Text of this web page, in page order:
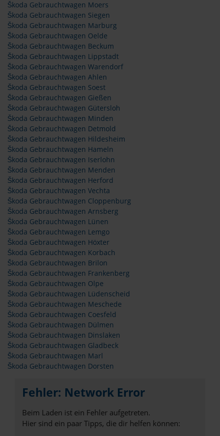
Škoda Gebrauchtwagen Moers
Škoda Gebrauchtwagen Siegen
Škoda Gebrauchtwagen Marburg
Škoda Gebrauchtwagen Oelde
Škoda Gebrauchtwagen Beckum
Škoda Gebrauchtwagen Lippstadt
Škoda Gebrauchtwagen Warendorf
Škoda Gebrauchtwagen Ahlen
Škoda Gebrauchtwagen Soest
Škoda Gebrauchtwagen Gießen
Škoda Gebrauchtwagen Gütersloh
Škoda Gebrauchtwagen Minden
Škoda Gebrauchtwagen Detmold
Škoda Gebrauchtwagen Hildesheim
Škoda Gebrauchtwagen Hameln
Škoda Gebrauchtwagen Iserlohn
Škoda Gebrauchtwagen Menden
Škoda Gebrauchtwagen Herford
Škoda Gebrauchtwagen Vechta
Škoda Gebrauchtwagen Cloppenburg
Škoda Gebrauchtwagen Arnsberg
Škoda Gebrauchtwagen Lünen
Škoda Gebrauchtwagen Lemgo
Škoda Gebrauchtwagen Höxter
Škoda Gebrauchtwagen Korbach
Škoda Gebrauchtwagen Brilon
Škoda Gebrauchtwagen Frankenberg
Škoda Gebrauchtwagen Olpe
Škoda Gebrauchtwagen Lüdenscheid
Škoda Gebrauchtwagen Meschede
Škoda Gebrauchtwagen Coesfeld
Škoda Gebrauchtwagen Dülmen
Škoda Gebrauchtwagen Dinslaken
Škoda Gebrauchtwagen Gladbeck
Škoda Gebrauchtwagen Marl
Škoda Gebrauchtwagen Dorsten
Fehler: Network Error
Beim Laden ist ein Fehler aufgetreten.
Hier sind ein paar Tipps, die dir helfen können: